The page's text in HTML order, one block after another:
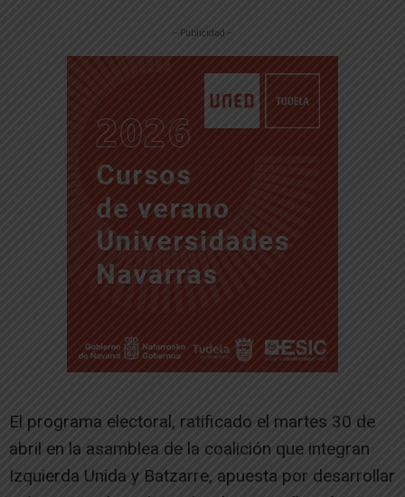
-- Publicidad --
El programa electoral, ratificado el martes 30 de
abril en la asamblea de la coalición que integran
Izquierda Unida y Batzarre, apuesta por desarrollar